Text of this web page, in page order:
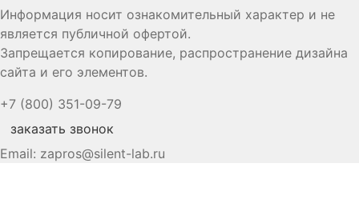
Информация носит ознакомительный характер и не
является публичной офертой.
Запрещается копирование, распространение дизайна
сайта и его элементов.
+7 (800) 351-09-79
заказать звонок
Email: zapros@silent-lab.ru